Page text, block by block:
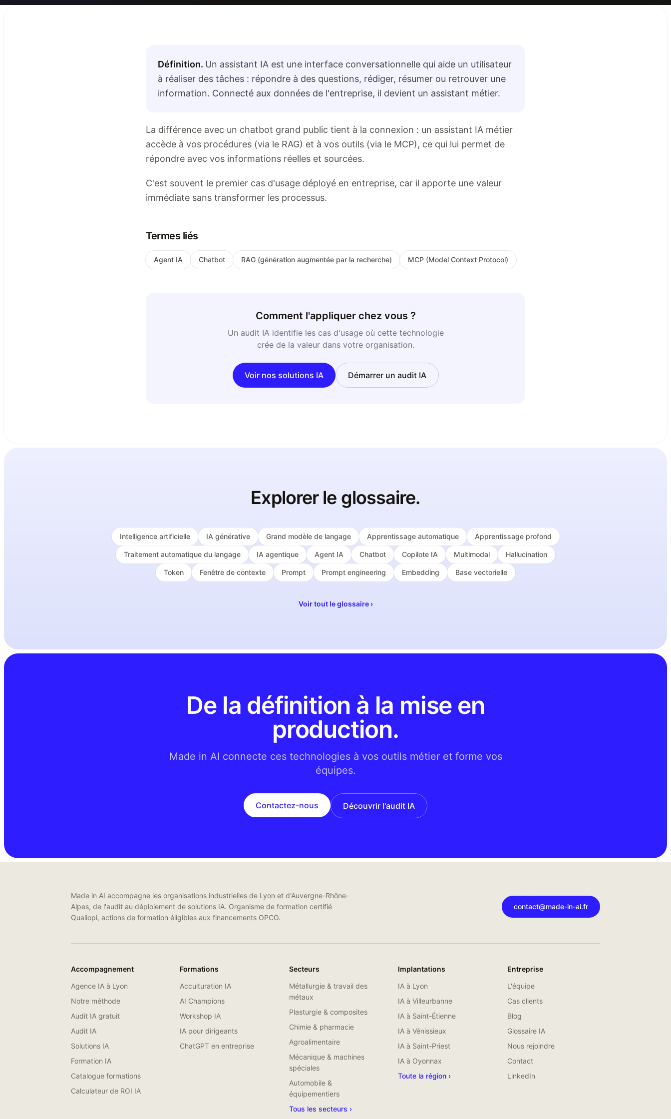
Définition. Un assistant IA est une interface conversationnelle qui aide un utilisateur
à réaliser des tâches : répondre à des questions, rédiger, résumer ou retrouver une
information. Connecté aux données de l'entreprise, il devient un assistant métier.
La différence avec un chatbot grand public tient à la connexion : un assistant IA métier
accède à vos procédures (via le RAG) et à vos outils (via le MCP), ce qui lui permet de
répondre avec vos informations réelles et sourcées.
C'est souvent le premier cas d'usage déployé en entreprise, car il apporte une valeur
immédiate sans transformer les processus.
Termes liés
Agent IA Chatbot RAG (génération augmentée par la recherche) MCP (Model Context Protocol)
Comment l'appliquer chez vous ?
Un audit IA identifie les cas d'usage où cette technologie
crée de la valeur dans votre organisation.
Voir nos solutions IA Démarrer un audit IA
Explorer le glossaire.
Intelligence artificielle IA générative Grand modèle de langage Apprentissage automatique Apprentissage profond
Traitement automatique du langage IA agentique Agent IA Chatbot Copilote IA Multimodal Hallucination
Token Fenêtre de contexte Prompt Prompt engineering Embedding Base vectorielle
Voir tout le glossaire ›
De la définition à la mise en
production.
Made in AI connecte ces technologies à vos outils métier et forme vos
équipes.
Contactez-nous Découvrir l'audit IA
Made in AI accompagne les organisations industrielles de Lyon et d'Auvergne-Rhône-
Alpes, de l'audit au déploiement de solutions IA. Organisme de formation certifié
Qualiopi, actions de formation éligibles aux financements OPCO.
contact@made-in-ai.fr
Accompagnement
Agence IA à Lyon
Notre méthode
Audit IA gratuit
Audit IA
Solutions IA
Formation IA
Catalogue formations
Calculateur de ROI IA
Formations
Acculturation IA
AI Champions
Workshop IA
IA pour dirigeants
ChatGPT en entreprise
Secteurs
Métallurgie & travail des
métaux
Plasturgie & composites
Chimie & pharmacie
Agroalimentaire
Mécanique & machines
spéciales
Automobile &
équipementiers
Tous les secteurs ›
Implantations
IA à Lyon
IA àVilleurbanne
IA à Saint-Étienne
IA àVénissieux
IA à Saint-Priest
IA à Oyonnax
Toute la région ›
Entreprise
L'équipe
Cas clients
Blog
Glossaire IA
Nous rejoindre
Contact
LinkedIn